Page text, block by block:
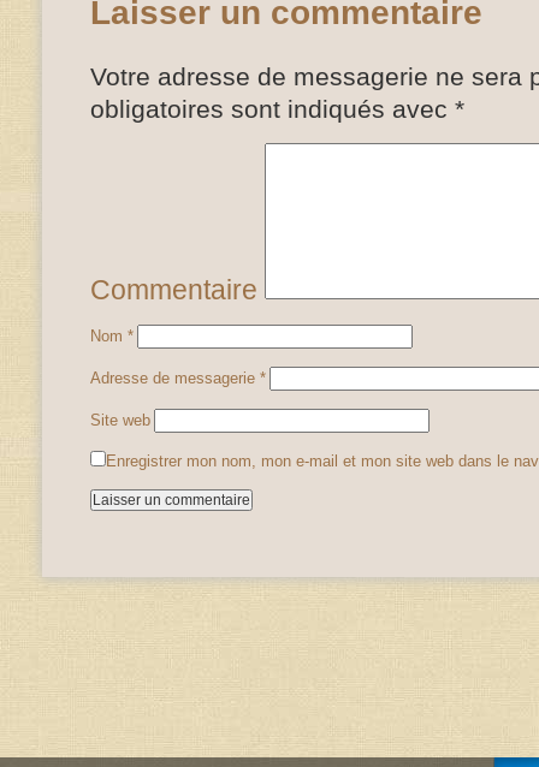
Laisser un commentaire
Votre adresse de messagerie ne sera
obligatoires sont indiqués avec *
Commentaire
Nom *
Adresse de messagerie *
Site web
Enregistrer mon nom, mon e-mail et mon site web dans le